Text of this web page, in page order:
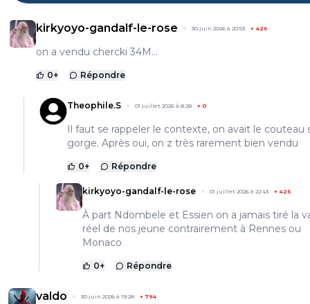
kirkyoyo-gandalf-le-rose 30 juin 2026 à 20:53 + 426
on a vendu chercki 34M...
0+ Répondre
Theophile.S 01 juillet 2026 à 8:28 + 0
Il faut se rappeler le contexte, on avait le couteau
gorge. Après oui, on z très rarement bien vendu
0+ Répondre
kirkyoyo-gandalf-le-rose 01 juillet 2026 à 22:43 + 426
À part Ndombele et Essien on a jamais tiré la
réel de nos jeune contrairement à Rennes ou
Monaco
0+ Répondre
valdo 30 juin 2026 à 19:28 + 794